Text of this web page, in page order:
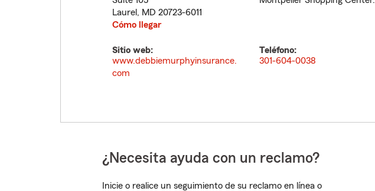
Laurel , MD 20723-6011
Cómo llegar
Sitio web:
www.debbiemurphyinsurance.
com
Teléfono:
301-604-0038
¿Necesita ayuda con un reclamo?
Inicie o realice un seguimiento de su reclamo en línea o